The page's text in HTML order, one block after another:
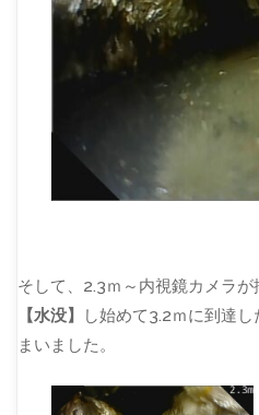
そして、2.3ｍ～内視鏡カメラ
【水没】
し始めて3.2ｍに到達し
まいました。